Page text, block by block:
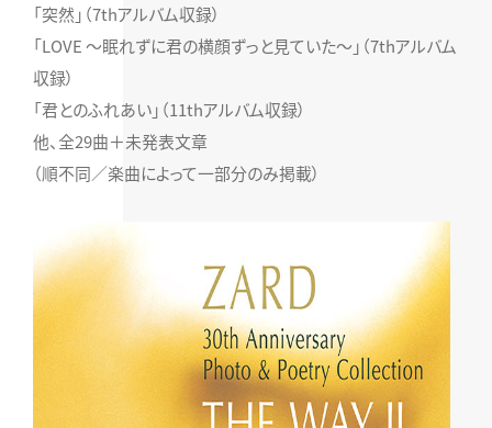
「突然」（7thアルバム収録）
「LOVE 〜眠れずに君の横顔ずっと見ていた〜」（7thアルバム
収録）
「君とのふれあい」（11thアルバム収録）
他、全29曲＋未発表文章
（順不同／楽曲によって一部分のみ掲載）